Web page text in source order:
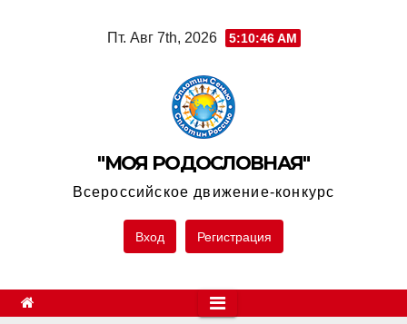
Пт. Авг 7th, 2026 5:10:46 AM
"МОЯ РОДОСЛОВНАЯ"
Всероссийское движение-конкурс
Вход Регистрация